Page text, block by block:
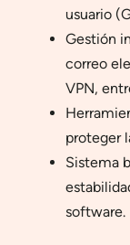
usuario
Gestión
correo
VPN,
proteger
Sistema
software.